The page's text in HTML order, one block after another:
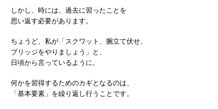
しかし、時には、過去に習ったことを
思い返す必要があります。
ちょうど、私が「スクワット、腕立て伏せ、
ブリッジをやりましょう」と、
日頃から言っているように。
何かを習得するためのカギとなるのは、
「基本要素」を繰り返し行うことです。